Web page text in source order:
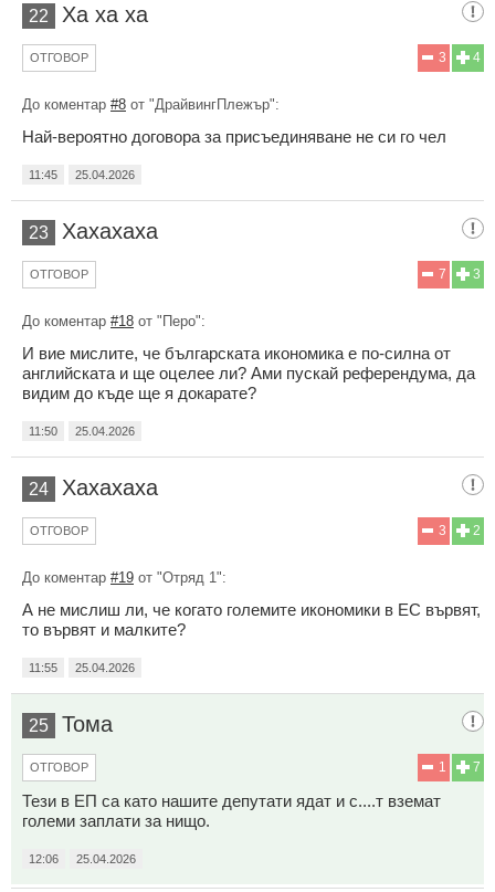
22 Ха ха ха
4
3
ОТГОВОР
До коментар #8 от "ДрайвингПлежър":
Най-вероятно договора за присъединяване не си го чел
11:45 25.04.2026
23 Хахахаха
3
7
ОТГОВОР
До коментар #18 от "Перо":
И вие мислите, че българската икономика е по-силна от
английската и ще оцелее ли? Ами пускай референдума, да
видим до къде ще я докарате?
11:50 25.04.2026
24 Хахахаха
2
3
ОТГОВОР
До коментар #19 от "Отряд 1":
А не мислиш ли, че когато големите икономики в ЕС вървят,
то вървят и малките?
11:55 25.04.2026
25 Тома
7
1
ОТГОВОР
Тези в ЕП са като нашите депутати ядат и с....т вземат
големи заплати за нищо.
12:06 25.04.2026